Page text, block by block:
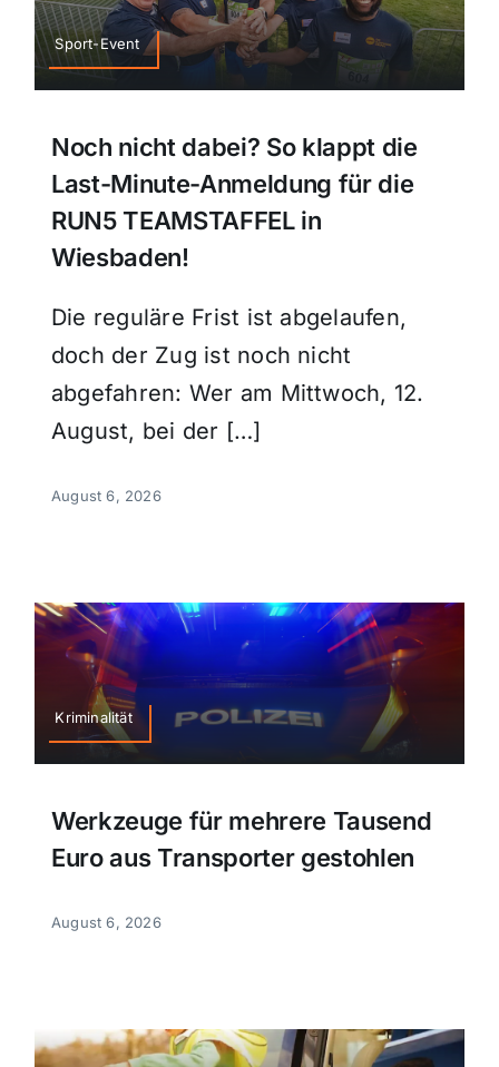
Sport
Panorama
Mein Stadtteil
Galerie
Verkehrsmeldungen
Gewinnspiele
Sport-Event
Noch nicht dabei? So klappt die
Last-Minute-Anmeldung für die
RUN5 TEAMSTAFFEL in
Wiesbaden!
Die reguläre Frist ist abgelaufen,
doch der Zug ist noch nicht
abgefahren: Wer am Mittwoch, 12.
August, bei der […]
August 6, 2026
Kriminalität
Werkzeuge für mehrere Tausend
Euro aus Transporter gestohlen
August 6, 2026